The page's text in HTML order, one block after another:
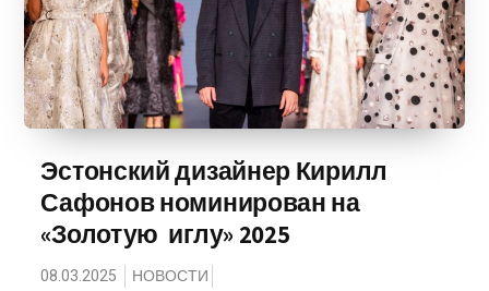
Эстонский дизайнер Кирилл
Сафонов номинирован на
«Золотую иглу» 2025
08.03.2025 НОВОСТИ